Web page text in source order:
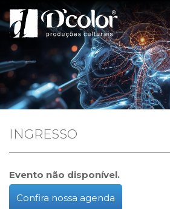
INGRESSO
Evento não disponível.
Confira nossa agenda